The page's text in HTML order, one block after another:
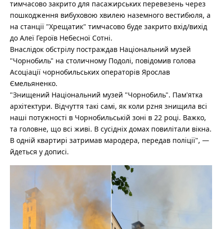
тимчасово закрито для пасажирських перевезень через
пошкодження вибуховою хвилею наземного вестибюля, а
на станції "Хрещатик" тимчасово буде закрито вхід/вихід
до Алеї Героїв Небесної Сотні.
Внаслідок обстрілу постраждав Національний музей
"Чорнобиль" на столичному Подолі, повідомив голова
Асоціації чорнобильських операторів Ярослав
Ємельяненко.
"Знищений Національний музей "Чорнобиль". Пам'ятка
архітектури. Відчуття такі самі, як коли рzня знищила всі
наші потужності в Чорнобильській зоні в 22 році. Важко,
та головне, що всі живі. В сусідніх домах повилітали вікна.
В одній квартирі затримав мародера, передав поліції", —
йдеться у дописі.